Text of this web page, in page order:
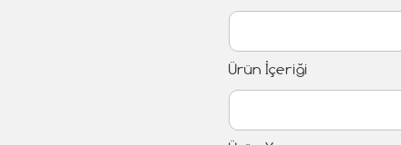
Ürün İçeriği